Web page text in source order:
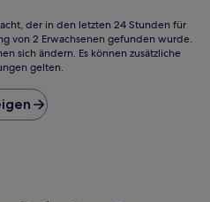
der in den letzten 24 Stunden für
von 2 Erwachsenen gefunden wurde.
sich ändern. Es können zusätzliche
gelten.